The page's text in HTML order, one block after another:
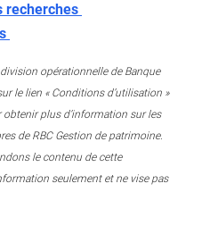
recherches
opérationnelle de Banque
le lien « Conditions d’utilisation »
plus d’information sur les
de RBC Gestion de patrimoine.
le contenu de cette
seulement et ne vise pas